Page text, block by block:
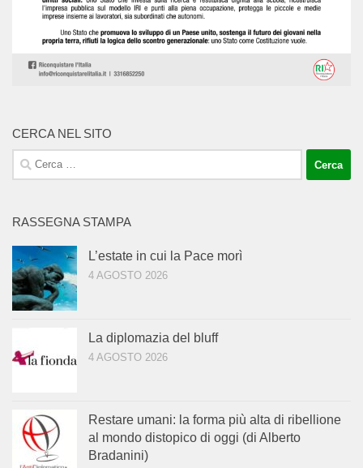
CERCA NEL SITO
Ricerca
per:
RASSEGNA STAMPA
L’estate in cui la Pace morì
4 AGOSTO 2026
La diplomazia del bluff
4 AGOSTO 2026
Restare umani: la forma più alta di ribellione
al mondo distopico di oggi (di Alberto
Bradanini)